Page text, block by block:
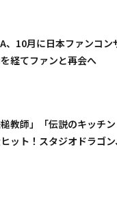
、10月に日本ファンコン
経てファンと再会へ
槌教師」「伝説のキッチ
ット！スタジオドラゴ